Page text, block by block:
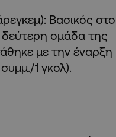
Βασικός στο
δεύτερη ομάδα της
με την έναρξη
1 γκολ).